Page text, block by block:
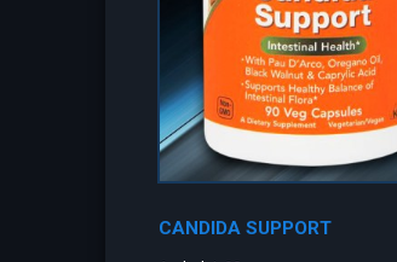
CANDIDA SUPPORT